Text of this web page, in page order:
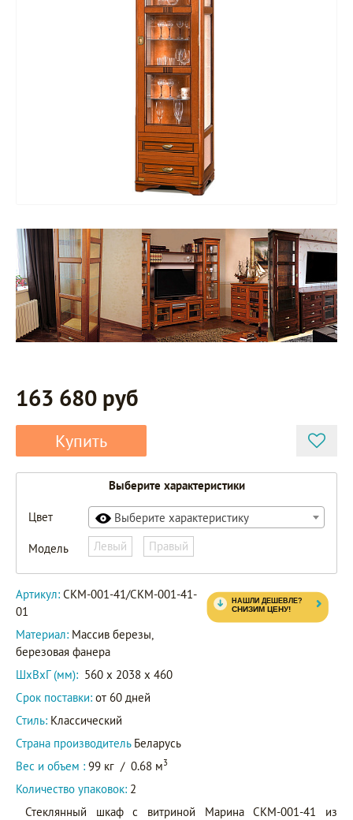
163 680 руб
Купить
Выберите характеристики
Цвет Выберите характеристику
Модель Левый
Правый
СКМ-001-
41-01
СКМ-001-
41
Артикул: СКМ-001-41/СКМ-001-41-
01
Материал: Массив березы,
березовая фанера
ШxВxГ (мм): 560 x 2038 x 460
Срок поставки: от 60 дней
Стиль: Классический
Страна производитель Беларусь
Вес и объем : 99 кг / 0.68 м3
Количество упаковок: 2
Стеклянный шкаф с витриной Марина СКМ-001-41 из